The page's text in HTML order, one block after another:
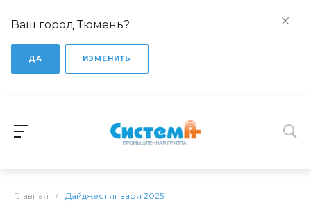
Ваш город Тюмень?
ДА ИЗМЕНИТЬ
Главная / Дайджест января 2025